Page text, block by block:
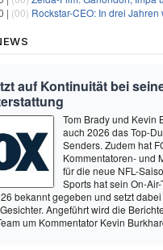
| (00) Rockstar-CEO: In drei Jahren
auf Kontinuität bei
Tom Brady und Kevin
auch 2026 das Top-
Senders. Zudem hat
Kommentatoren- und
für die neue NFL-
Sports hat sein On-
bekannt gegeben und setzt
Angeführt wird die
um Kommentator Kevin